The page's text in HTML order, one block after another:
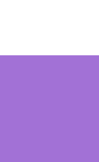
слюной